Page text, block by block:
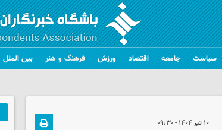
سیاست جامعه اقتصاد ورزش فرهنگ و هنر بین الملل
۱۰ تیر ۱۴۰۴ - ۰۹:۳۰